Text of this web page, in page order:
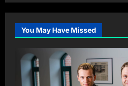
You May Have Missed